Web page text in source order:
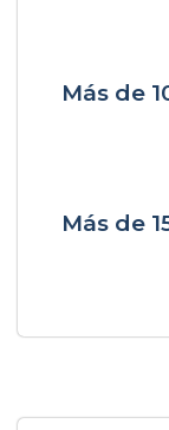
Más de
Más de